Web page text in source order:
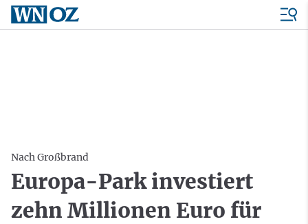
Nach Großbrand
Europa-Park investiert
zehn Millionen Euro für